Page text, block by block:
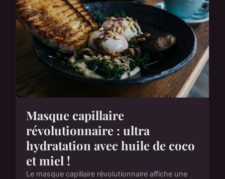
Masque capillaire
révolutionnaire : ultra
hydratation avec huile de coco
et miel !
Le masque capillaire révolutionnaire affiche une